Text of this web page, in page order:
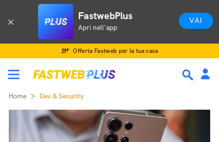
FastwebPlus
Apri nell'app
VAI
Offerta Fastweb per la tua casa
Home Dev & Security